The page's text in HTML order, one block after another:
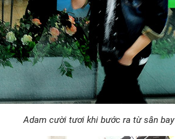
Adam cười tươi khi bước ra từ sân bay